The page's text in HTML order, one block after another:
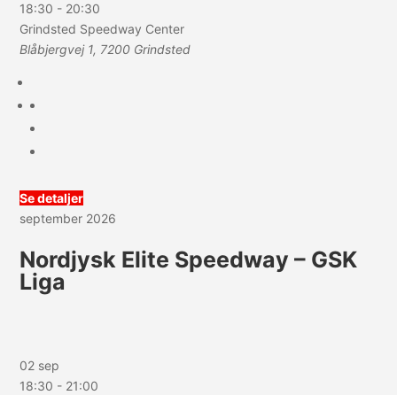
18:30 - 20:30
Grindsted Speedway Center
Blåbjergvej 1, 7200 Grindsted
Se detaljer
september 2026
Nordjysk Elite Speedway – GSK
Liga
02 sep
18:30 - 21:00